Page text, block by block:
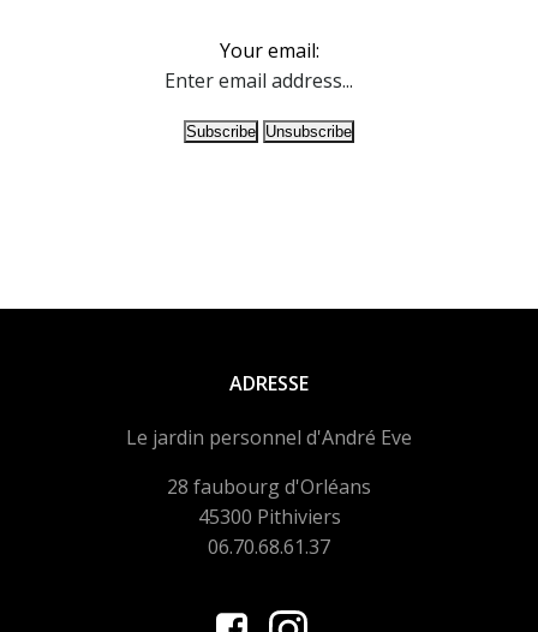
Your email:
ADRESSE
Le jardin personnel d'André Eve
28 faubourg d'Orléans
45300 Pithiviers
06.70.68.61.37